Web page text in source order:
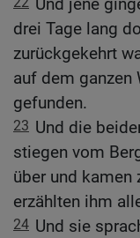
Und jene
drei Tage lang
zurückgekehrt
auf dem ganzen
gefunden.
23 Und die
stiegen vom
über und kamen
erzählten ihm
24 Und sie